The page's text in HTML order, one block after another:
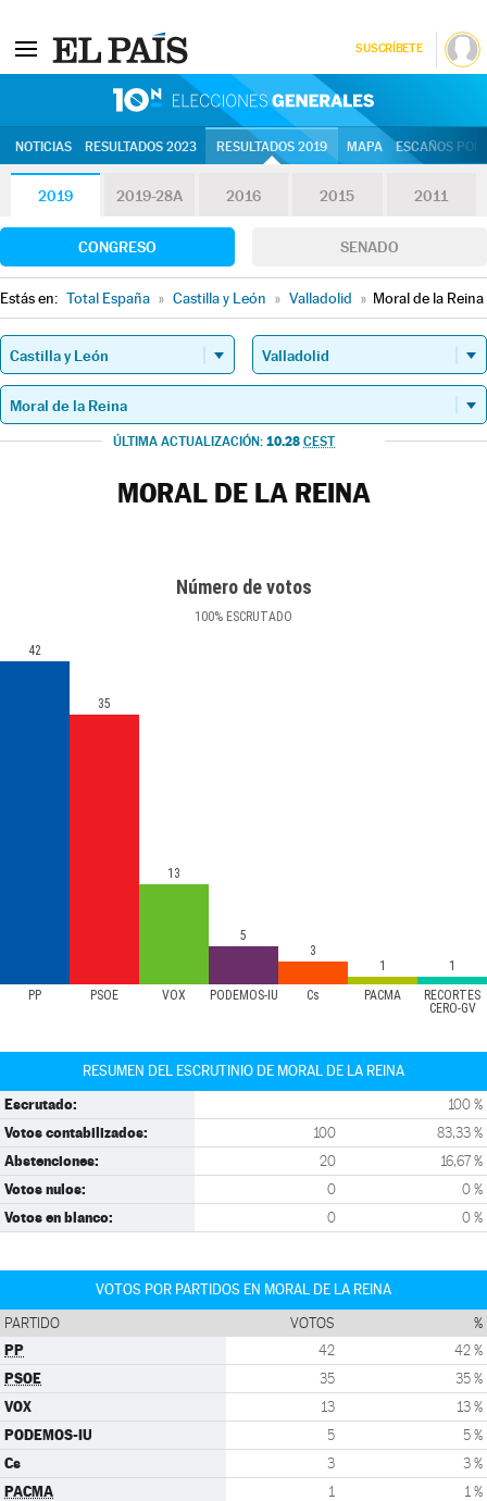
SUSCRÍBETE
NOTICIAS RESULTADOS 2023 RESULTADOS 2019 MAPA ESCAÑOS
2019 2019-28A 2016 2015 2011
CONGRESO SENADO
Estás en: Total España » Castilla y León » Valladolid » Moral de la Reina
ÚLTIMA ACTUALIZACIÓN: 10.28 CEST
MORAL DE LA REINA
Número de votos
100% ESCRUTADO
PP PSOE VOX PODEMOS-IU Cs PACMA
RECORTES
CERO-GV
42
35
13
5
3
1
1
RESUMEN DEL ESCRUTINIO DE MORAL DE LA REINA
Escrutado: 100 %
Votos contabilizados: 100 83,33 %
Abstenciones: 20 16,67 %
Votos nulos: 0 0 %
Votos en blanco: 0 0 %
VOTOS POR PARTIDOS EN MORAL DE LA REINA
PARTIDO VOTOS %
PP 42 42 %
PSOE 35 35 %
VOX 13 13 %
PODEMOS-IU 5 5 %
Cs 3 3 %
PACMA 1 1 %